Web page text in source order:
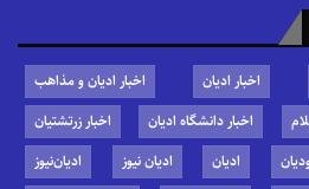
اخبار ادیان
اخبار ادیان و مذاهب
اخبار دانشگاه ادیان
اخبار زرتشتیان
ادیان ادیان نیوز
ادیان‌نیوز